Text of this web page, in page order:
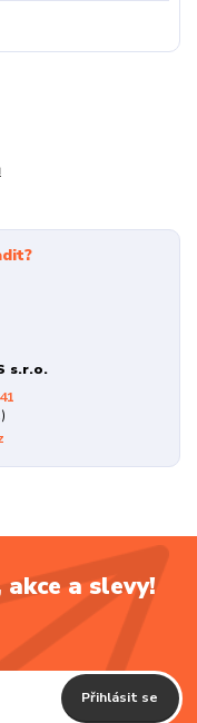
s.r.o.
a slevy!
Přihlásit se